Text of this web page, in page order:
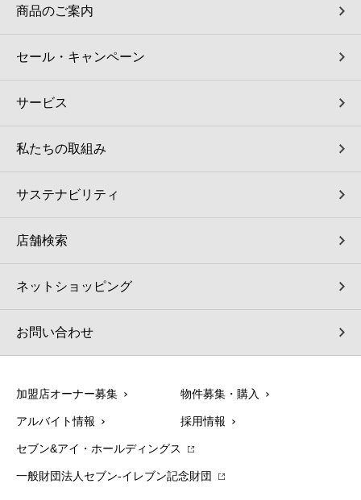
商品のご案内
セール・キャンペーン
サービス
私たちの取組み
サステナビリティ
店舗検索
ネットショッピング
お問い合わせ
加盟店オーナー募集 物件募集・購入
アルバイト情報 採用情報
セブン&アイ・ホールディングス
一般財団法人セブン-イレブン記念財団